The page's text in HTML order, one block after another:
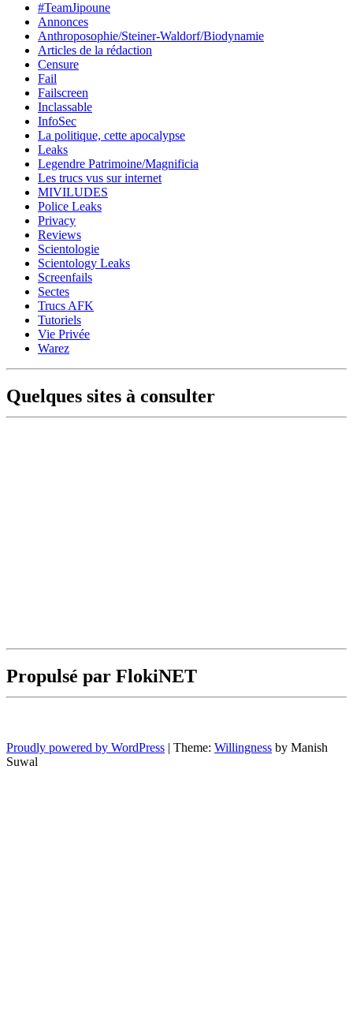
#TeamJipoune
Annonces
Anthroposophie/Steiner-Waldorf/Biodynamie
Articles de la rédaction
Censure
Fail
Failscreen
Inclassable
InfoSec
La politique, cette apocalypse
Leaks
Legendre Patrimoine/Magnificia
Les trucs vus sur internet
MIVILUDES
Police Leaks
Privacy
Reviews
Scientologie
Scientology Leaks
Screenfails
Sectes
Trucs AFK
Tutoriels
Vie Privée
Warez
Quelques sites à consulter
Propulsé par FlokiNET
Proudly powered by WordPress | Theme: Willingness by Manish
Suwal